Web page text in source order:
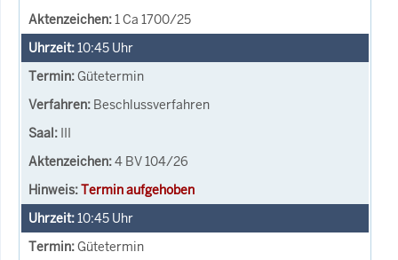
1 Ca 1700/25
10:45 Uhr
Gütetermin
Beschlussverfahren
III
4 BV 104/26
Termin aufgehoben
10:45 Uhr
Gütetermin